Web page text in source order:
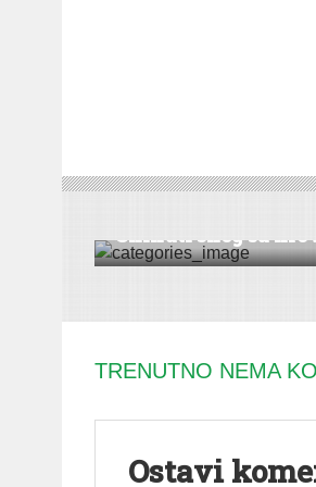
VESTI
Skinuti sneg sa
TRENUTNO NEMA
Ostavi